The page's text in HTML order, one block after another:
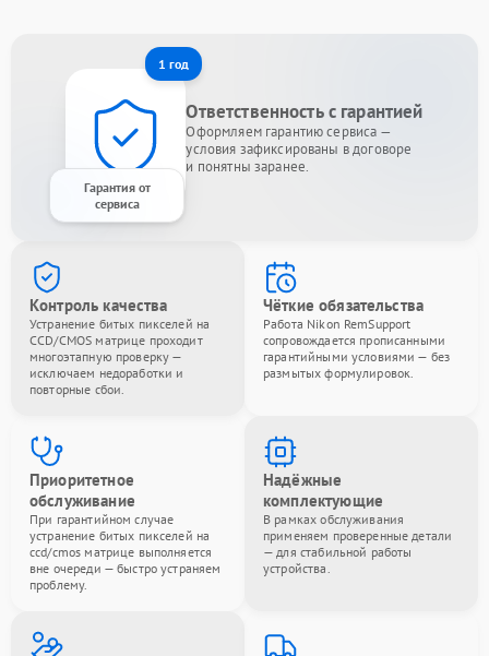
1 год
Гарантия от
сервиса
Ответственность с гарантией
Оформляем гарантию сервиса —
условия зафиксированы в договоре
и понятны заранее.
Контроль качества
Устранение битых пикселей на
CCD/CMOS матрице проходит
многоэтапную проверку —
исключаем недоработки и
повторные сбои.
Чёткие обязательства
Работа Nikon RemSupport
сопровождается прописанными
гарантийными условиями — без
размытых формулировок.
Приоритетное
обслуживание
При гарантийном случае
устранение битых пикселей на
ccd/cmos матрице выполняется
вне очереди — быстро устраняем
проблему.
Надёжные
комплектующие
В рамках обслуживания
применяем проверенные детали
— для стабильной работы
устройства.